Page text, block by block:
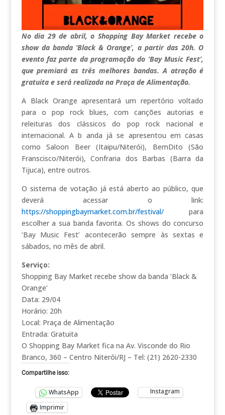
No dia 29 de abril, o Shopping Bay Market recebe o
show da banda ‘Black & Orange’, a partir das 20h. O
evento faz parte da programação do ‘Bay Music Fest’,
que premiará as três melhores bandas. A atração é
gratuita e será realizada na Praça de Alimentação.
A Black Orange apresentará um repertório voltado
para o pop rock blues, com canções autorias e
releituras dos clássicos do pop rock nacional e
internacional. A b anda já se apresentou em casas
como Saloon Beer (Itaipu/Niterói), BemDito (São
Franscisco/Niterói), Confraria dos Barbas (Barra da
Tijuca), entre outros.
O sistema de votação já está aberto ao público, que
deverá acessar o link:
https://shoppingbaymarket.com.br/festival/para
escolher a sua banda favorita. Os shows do concurso
‘Bay Music Fest’ acontecerão sempre às sextas e
sábados, no mês de abril.
Serviço:
Shopping Bay Market recebe show da banda ‘Black &
Orange’
Data: 29/04
Horário: 20h
Local: Praça de Alimentação
Entrada: Gratuita
O Shopping Bay Market fica na Av. Visconde do Rio
Branco, 360 – Centro Niterói/RJ – Tel: (21) 2620-2330
Compartilhe isso:
WhatsApp
Instagram
Imprimir